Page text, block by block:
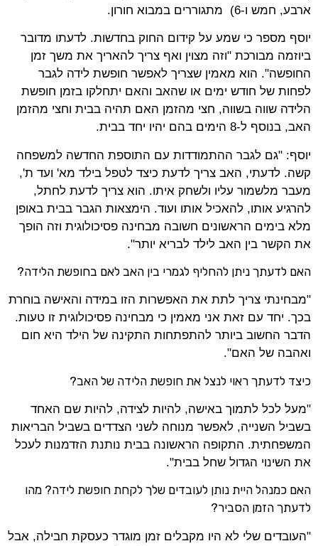
ארבע, חמש ו-6) מתגוררים במבוא חורון.
יוסף מספר כי שמע על קידום החוק בחדשות. לדעתו מדובר
ביוזמה מבורכת "וזה מצוין ואף צריך להאריך את משך זמן
החופשה". הוא מאמין שצריך לאפשר חופשת לידה לגבר
לפחות של חודש ימים או שהאב והאם יתחלקו בזמן חופשת
הלידה שווה בשווה, חצי מהזמן האם תהיה בבית וחצי מהזמן
האב, בנוסף ל-8 הימים בהם יהיו יחד בבית.
יוסף: "גם לגבר ההתמודדות עם התוספת החדשה למשפחה
קשה. לדעתי, האב צריך לדעת כיצד לטפל בילד מא' ועד ת',
מעבר מלשמור עליו ולשחק איתו. הוא צריך לדעת לחתל,
להרגיע אותו, להאכיל אותו ועוד. הימצאות הגבר בבית באופן
מלא בימים הראשונים חשובה מבחינה פסיכולוגית וזה הופך
את הקשר בין האב לילד לבריא יותר".
האם לדעתך ניתן להחליף לגמרי בין האב לאם בחופשת הלידה?
"מבחינתי צריך לתת את האפשרות הזו במידה והאישה בוחרת
בכך. יחד עם זאת אני מאמין כי מבחינה פסיכולוגית זו טעות.
הדבר החשוב ביותר להתפתחות התקינה של הילד היא חום
ואהבה של האם".
כיצד לדעתך ראוי לנצל את חופשת הלידה של האב?
"מעל לכל לתמוך באישה, להיות לצידה, להיות שם האחד
בשביל השנייה, לאפשר מנוחה לשני הצדדים בשביל הבריאות
המשפחתית. התקופה הראשונה בבית נותנת הזדמנות לעכל
את השינוי הגדול שחל בבית".
האם כמנהל היית נותן לעובדים שלך לקחת חופשת לידה? מהו
לדעתך הזמן הסביר?
"העובדים שלי לא היו מקבלים זמן מוגדר כעסקת חבילה, אבל